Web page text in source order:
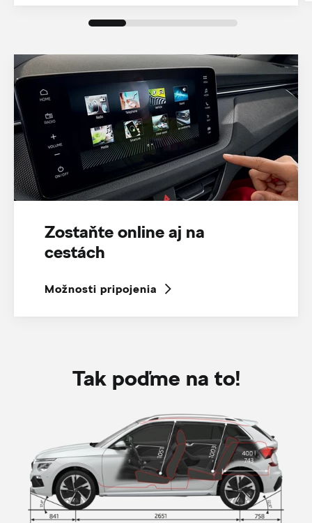
Zostaňte online aj na
cestách
Možnosti pripojenia
Tak poďme na to!